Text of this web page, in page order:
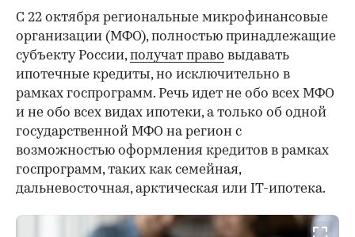
С 22 октября региональные микрофинансовые
организации (МФО), полностью принадлежащие
субъекту России,получат право выдавать
ипотечные кредиты, но исключительно в
рамках госпрограмм. Речь идет не обо всех МФО
и не обо всех видах ипотеки, а только об одной
государственной МФО на регион с
возможностью оформления кредитов в рамках
госпрограмм, таких как семейная,
дальневосточная, арктическая или IT-ипотека.